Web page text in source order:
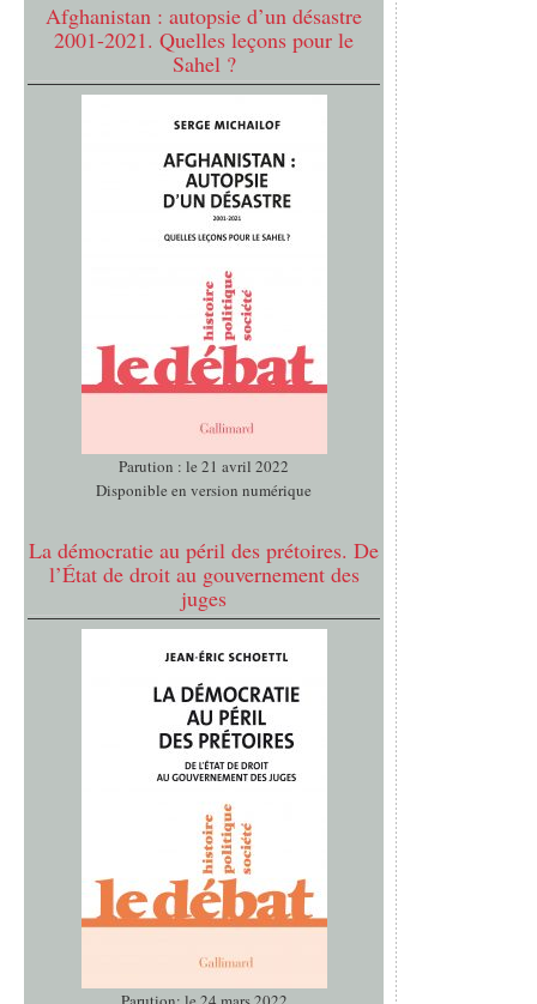
Afghanistan : autopsie d’un désastre
2001-2021. Quelles leçons pour le
Sahel ?
Parution : le 21 avril 2022
Disponible en version numérique
La démocratie au péril des prétoires. De
l’État de droit au gouvernement des
juges